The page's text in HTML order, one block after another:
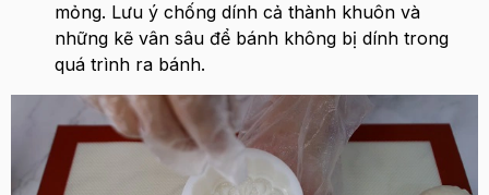
mỏng. Lưu ý chống dính cả thành khuôn và
những kẽ vân sâu để bánh không bị dính trong
quá trình ra bánh.